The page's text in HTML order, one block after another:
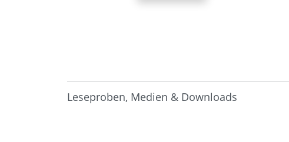
Leseproben, Medien & Downloads